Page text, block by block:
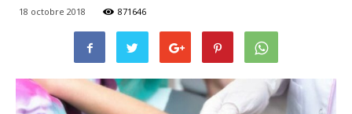
18 octobre 2018 871646